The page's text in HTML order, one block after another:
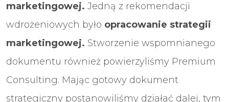
marketingowej. Jedną z rekomendacji
wdrożeniowych było opracowanie strategii
marketingowej. Stworzenie wspomnianego
dokumentu również powierzyliśmy Premium
Consulting. Mając gotowy dokument
strategiczny postanowiliśmy działać dalej, tym